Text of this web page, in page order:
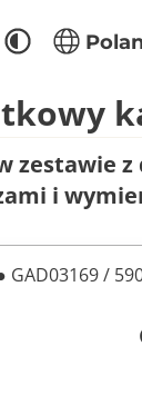
zestawie
i
GAD03169 /